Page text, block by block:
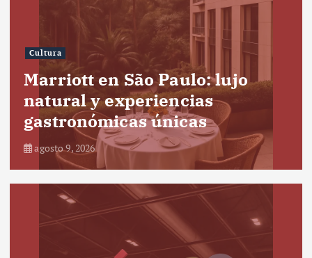
Cultura
Marriott en São Paulo: lujo
natural y experiencias
gastronómicas únicas
agosto 9, 2026